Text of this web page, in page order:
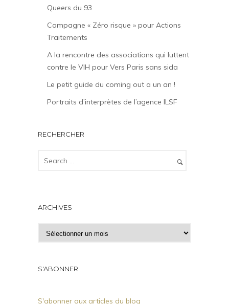
Queers du 93
Campagne « Zéro risque » pour Actions
Traitements
A la rencontre des associations qui luttent
contre le VIH pour Vers Paris sans sida
Le petit guide du coming out a un an !
Portraits d’interprètes de l’agence ILSF
RECHERCHER
ARCHIVES
r
h
S'ABONNER
S'abonner aux articles du blog